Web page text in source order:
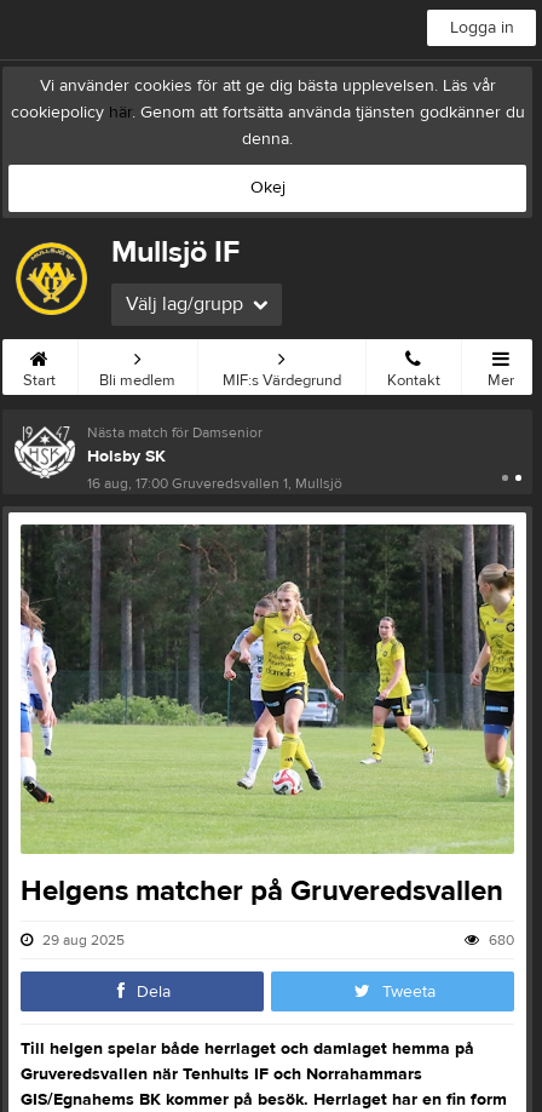
Logga in
Vi använder cookies för att ge dig bästa upplevelsen. Läs vår
cookiepolicy här. Genom att fortsätta använda tjänsten godkänner du
denna.
Okej
Mullsjö IF
Välj lag/grupp
Start Bli medlem MIF:s Värdegrund Kontakt Mer
Nästa match för Damsenior
Holsby SK
16 aug, 17:00Gruveredsvallen 1, Mullsjö
Helgens matcher på Gruveredsvallen
29 aug 2025 680
Dela Tweeta
Till helgen spelar både herrlaget och damlaget hemma på
Gruveredsvallen när Tenhults IF och Norrahammars
GIS/Egnahems BK kommer på besök. Herrlaget har en fin form